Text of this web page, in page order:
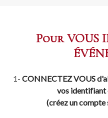
Pour VOUS
1- CONNECTEZ VOUS
vos identifiant
(créez un compte